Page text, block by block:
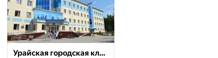
Урайская городская клиническая больница, детская поликлиника